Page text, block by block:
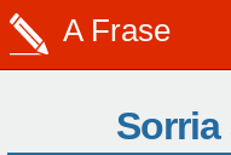
A Frase